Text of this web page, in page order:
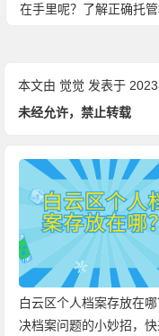
在手里呢？了解正确托
本文由 觉觉 发表于
未经允许，禁止转载
白云区个人档案存放在
决档案问题的小妙招，快